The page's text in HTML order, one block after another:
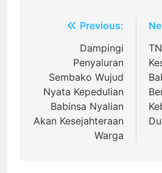
NavigasiPrevious:
Dampingi
Penyaluran
Sembako Wujud
Nyata Kepedulian
Babinsa Nyalian
Akan Kesejahteraan
Warga